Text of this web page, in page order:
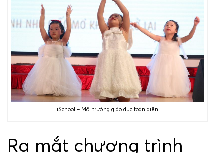
iSchool – Môi trường giáo dục toàn diện
Ra mắt chương trình